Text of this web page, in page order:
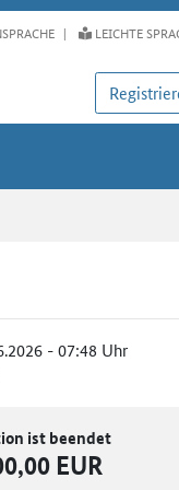
LEICHTE
- 07:48 Uhr
ist beendet
EUR